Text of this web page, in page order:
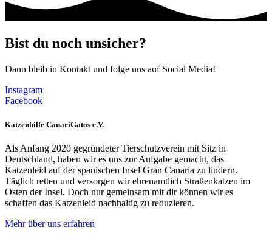
Bist du noch unsicher?
Dann bleib in Kontakt und folge uns auf Social Media!
Instagram
Facebook
Katzenhilfe CanariGatos e.V.
Als Anfang 2020 gegründeter Tierschutzverein mit Sitz in
Deutschland, haben wir es uns zur Aufgabe gemacht, das
Katzenleid auf der spanischen Insel Gran Canaria zu lindern.
Täglich retten und versorgen wir ehrenamtlich Straßenkatzen im
Osten der Insel. Doch nur gemeinsam mit dir können wir es
schaffen das Katzenleid nachhaltig zu reduzieren.
Mehr über uns erfahren